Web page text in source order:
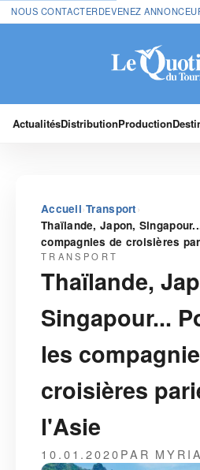
NOUS CONTACTERDEVENEZ
ActualitésDistributionProduction
Accueil›Transport ›
Thaïlande, Japon,
compagnies de croisières
TRANSPORT
Thaïlande,
Singapour...
les
croisières
l'Asie
10.01.2020PAR